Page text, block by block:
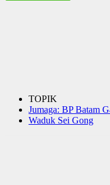
TOPIK
Jumaga: BP Batam
Waduk Sei Gong